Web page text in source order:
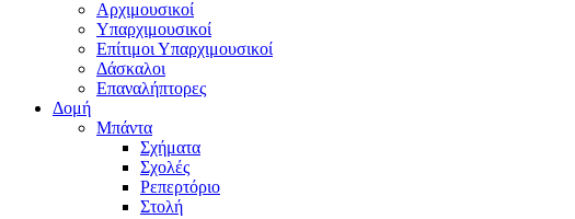
Aρχιμουσικοί
Υπαρχιμουσικοί
Επίτιμοι Υπαρχιμουσικοί
Δάσκαλοι
Επαναλήπτορες
Δομή
Μπάντα
Σχήματα
Σχολές
Ρεπερτόριο
Στολή